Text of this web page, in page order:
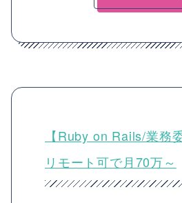
【Ruby on Rails/業
リモート可で月70万～